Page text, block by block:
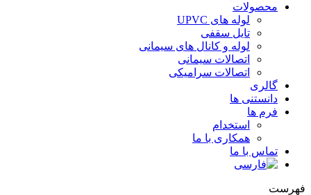
محصولات
لوله های UPVC
تایل سقفی
لوله و کانال های سیمانی
اتصالات سیمانی
اتصالات سرامیکی
گالری
دانستنی ها
فرم ها
استخدام
همکاری با ما
تماس با ما
فهرست